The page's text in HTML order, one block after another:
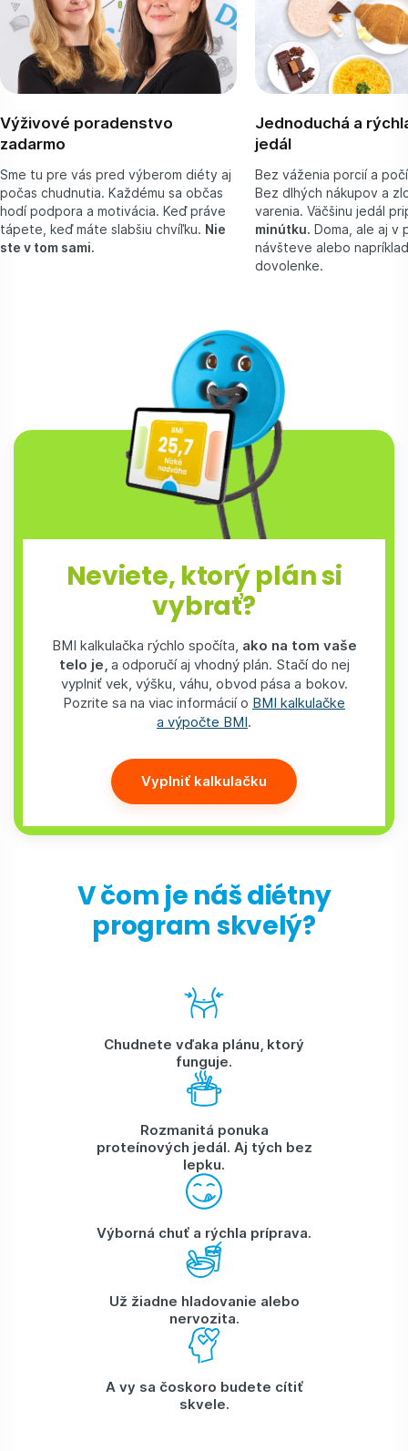
Výživové poradenstvo
zadarmo
Sme tu pre vás pred výberom diéty aj
počas chudnutia. Každému sa občas
hodí podpora a motivácia. Keď práve
tápete, keď máte slabšiu chvíľku. Nie
ste v tom sami.
Jednoduchá a
jedál
Bez váženia porcií a
Bez dlhých nákupov a
varenia. Väčšinu jedál
minútku. Doma, ale aj v
návšteve alebo
dovolenke.
Neviete, ktorý plán si
vybrať?
BMI kalkulačka rýchlo spočíta, ako na tom vaše
telo je, a odporučí aj vhodný plán. Stačí do nej
vyplniť vek, výšku, váhu, obvod pása a bokov.
Pozrite sa na viac informácií o BMI kalkulačke
a výpočte BMI.
Vyplniť kalkulačku
V čom je náš diétny
program skvelý?
Chudnete vďaka plánu, ktorý
funguje.
Rozmanitá ponuka
proteínových jedál. Aj tých bez
lepku.
Výborná chuť a rýchla príprava.
Už žiadne hladovanie alebo
nervozita.
A vy sa čoskoro budete cítiť
skvele.